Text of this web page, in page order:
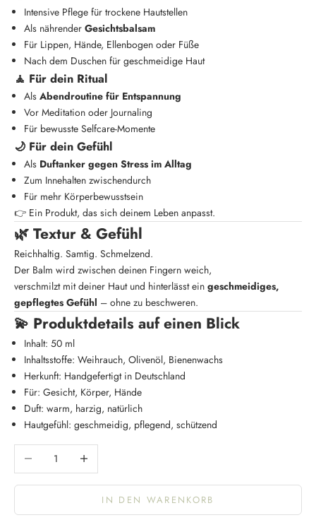
Intensive Pflege für trockene Hautstellen
Als nährender Gesichtsbalsam
Für Lippen, Hände, Ellenbogen oder Füße
Nach dem Duschen für geschmeidige Haut
🧘 Für dein Ritual
Als Abendroutine für Entspannung
Vor Meditation oder Journaling
Für bewusste Selfcare-Momente
🌙 Für dein Gefühl
Als Duftanker gegen Stress im Alltag
Zum Innehalten zwischendurch
Für mehr Körperbewusstsein
👉 Ein Produkt, das sich deinem Leben anpasst.
🌿 Textur & Gefühl
Reichhaltig. Samtig. Schmelzend.
Der Balm wird zwischen deinen Fingern weich,
verschmilzt mit deiner Haut und hinterlässt ein geschmeidiges,
gepflegtes Gefühl – ohne zu beschweren.
💫 Produktdetails auf einen Blick
Inhalt: 50 ml
Inhaltsstoffe: Weihrauch, Olivenöl, Bienenwachs
Herkunft: Handgefertigt in Deutschland
Für: Gesicht, Körper, Hände
Duft: warm, harzig, natürlich
Hautgefühl: geschmeidig, pflegend, schützend
Anzahl verringernAnzahl erhöhen
IN DEN WARENKORB